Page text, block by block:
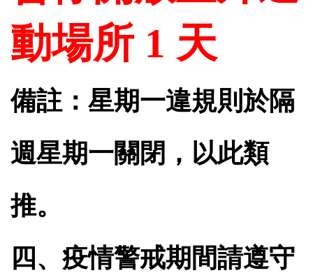
動場所 1 天
備註：星期一違規則於隔
週星期一關閉，以此類
推。
四、疫情警戒期間請遵守